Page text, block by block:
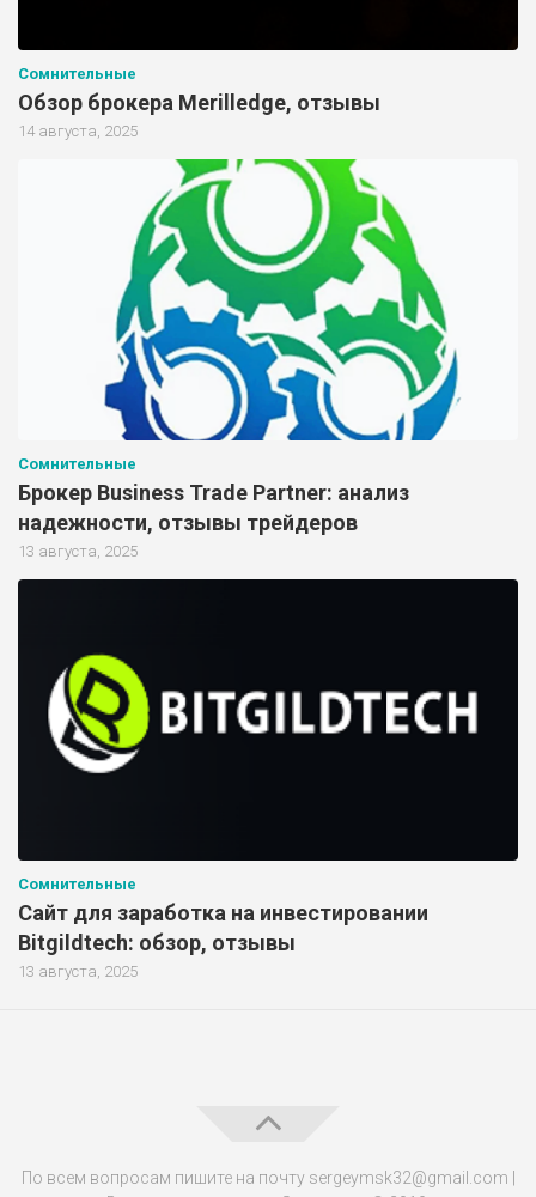
Сомнительные
Обзор брокера Merilledge, отзывы
14 августа, 2025
Сомнительные
Брокер Business Trade Partner: анализ
надежности, отзывы трейдеров
13 августа, 2025
Сомнительные
Сайт для заработка на инвестировании
Bitgildtech: обзор, отзывы
13 августа, 2025
По всем вопросам пишите на почту sergeymsk32@gmail.com |